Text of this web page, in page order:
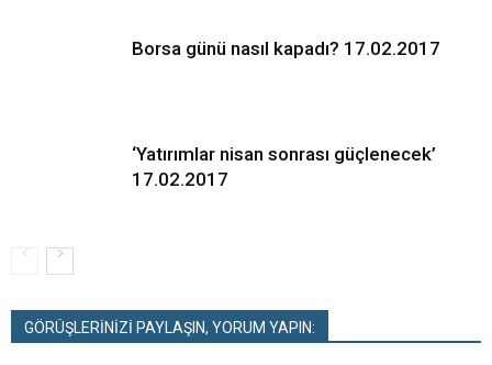
Borsa günü nasıl kapadı? 17.02.2017
‘Yatırımlar nisan sonrası güçlenecek’
17.02.2017
GÖRÜŞLERİNİZİ PAYLAŞIN, YORUM YAPIN: